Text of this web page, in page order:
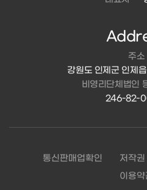
주소
강원도 인제군 인제
비영리단체법인
246-82-
통신판매업확인 저작권
이용약